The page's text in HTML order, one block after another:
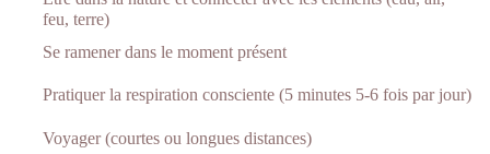
feu, terre)
Se ramener dans le moment présent
Pratiquer la respiration consciente (5 minutes 5-6 fois par jour)
Voyager (courtes ou longues distances)